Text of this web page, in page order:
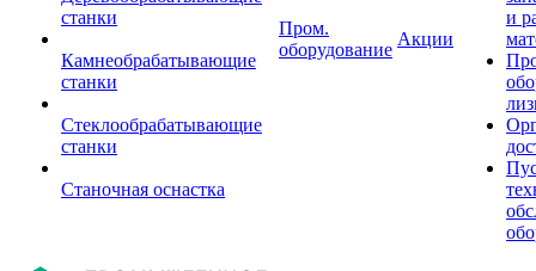
станки
Камнеобрабатывающие
станки
Стеклообрабатывающие
станки
Станочная оснастка
Пром.
оборудование
Акции
и